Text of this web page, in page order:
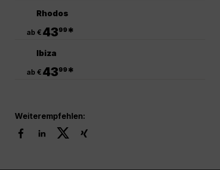
Rhodos
ab €4399*
Ibiza
ab €4399*
Weiterempfehlen: